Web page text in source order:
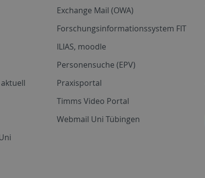
Exchange Mail (OWA)
Forschungsinformationssystem FIT
ILIAS, moodle
Personensuche (EPV)
Praxisportal
Timms Video Portal
Webmail Uni Tübingen